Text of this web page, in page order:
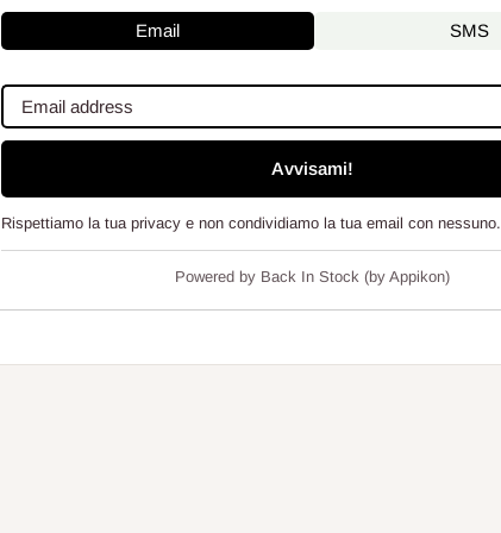
Email SMS
Avvisami!
Rispettiamo la tua privacy e non condividiamo la tua email con nessuno.
Powered by Back In Stock (by Appikon)